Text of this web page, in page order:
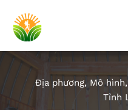
Địa phương, Mô
Tỉnh